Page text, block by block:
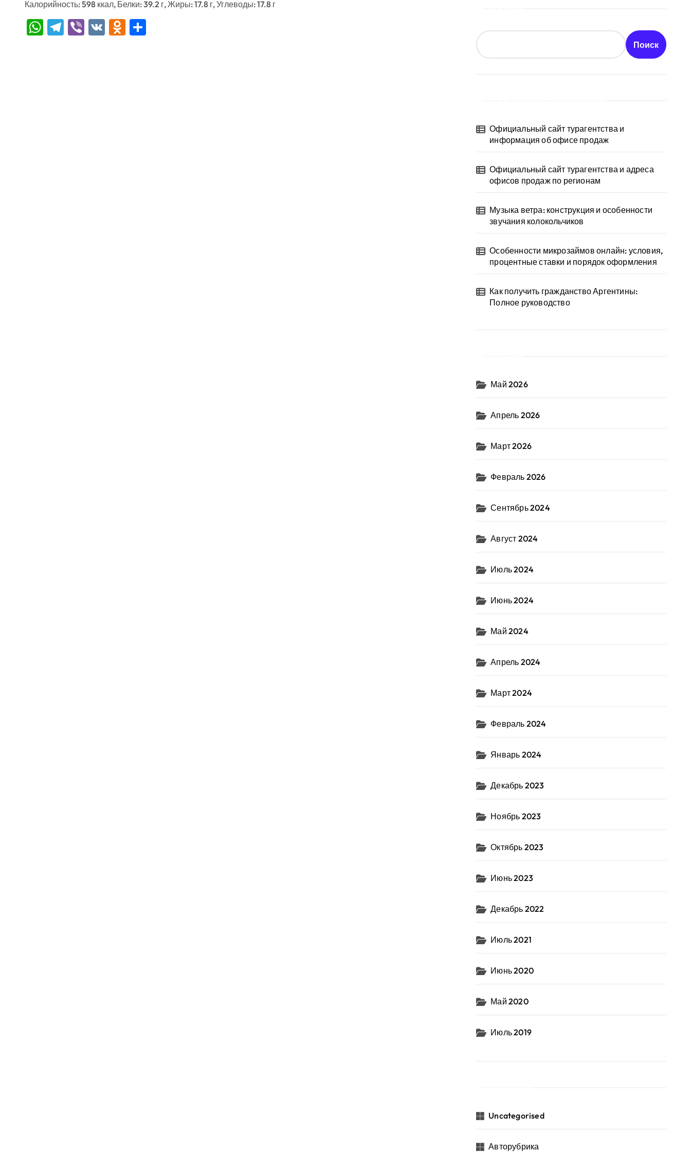
Калорийность: 598 ккал, Белки: 39.2 г, Жиры: 17.8 г, Углеводы: 17.8 г
WhatsApp
Telegram
Viber
VK Odnoklassniki
Поиск
Официальный сайт турагентства и
информация об офисе продаж
Официальный сайт турагентства и адреса
офисов продаж по регионам
Музыка ветра: конструкция и особенности
звучания колокольчиков
Особенности микрозаймов онлайн: условия,
процентные ставки и порядок оформления
Как получить гражданство Аргентины:
Полное руководство
Май 2026
Апрель 2026
Март 2026
Февраль 2026
Сентябрь 2024
Август 2024
Июль 2024
Июнь 2024
Май 2024
Апрель 2024
Март 2024
Февраль 2024
Январь 2024
Декабрь 2023
Ноябрь 2023
Октябрь 2023
Июнь 2023
Декабрь 2022
Июль 2021
Июнь 2020
Май 2020
Июль 2019
Uncategorised
Авторубрика